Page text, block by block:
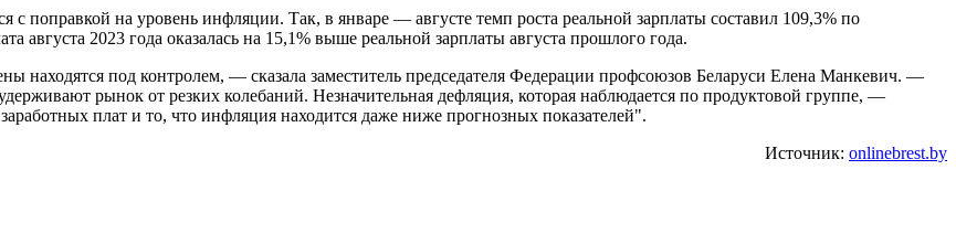
с поправкой на уровень инфляции. Так, в январе — августе темп роста реальной зарплаты составил 109,3% по
августа 2023 года оказалась на 15,1% выше реальной зарплаты августа прошлого года.
находятся под контролем, — сказала заместитель председателя Федерации профсоюзов Беларуси Елена Манкевич. —
рынок от резких колебаний. Незначительная дефляция, которая наблюдается по продуктовой группе, —
плат и то, что инфляция находится даже ниже прогнозных показателей".
Источник: onlinebrest.by